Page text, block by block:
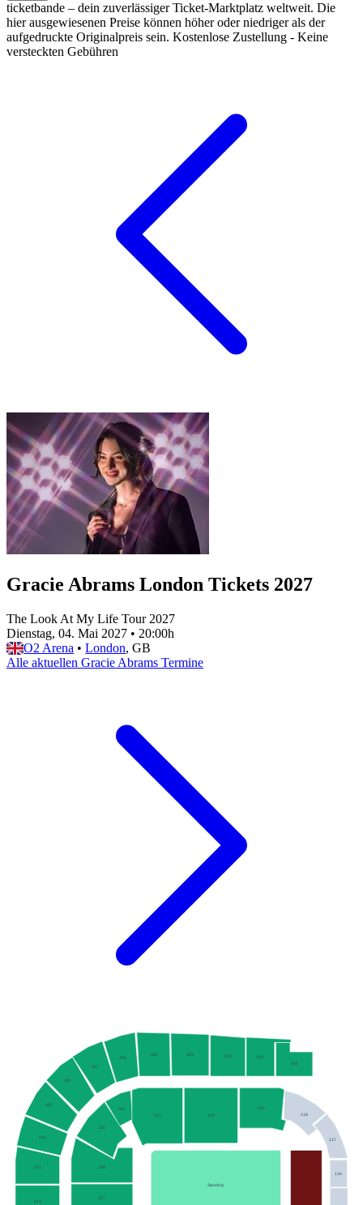
ticketbande – dein zuverlässiger Ticket-Marktplatz weltweit. Die
hier ausgewiesenen Preise können höher oder niedriger als der
aufgedruckte Originalpreis sein. Kostenlose Zustellung - Keine
versteckten Gebühren
Gracie Abrams London Tickets 2027
The Look At My Life Tour 2027
Dienstag, 04. Mai 2027 • 20:00h
O2 Arena • London, GB
Alle aktuellen Gracie Abrams Termine
412
411
410
409
408
407
406
405 404 403 402
401
118
117
116
107
106
105
104
103 102
101
Standing